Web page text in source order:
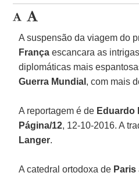
A suspensão da viagem do
França escancara as
diplomáticas mais
Guerra Mundial , com mais
A reportagem é de Eduardo
Página/12, 12-10-2016. A
Langer.
A catedral ortodoxa de Paris